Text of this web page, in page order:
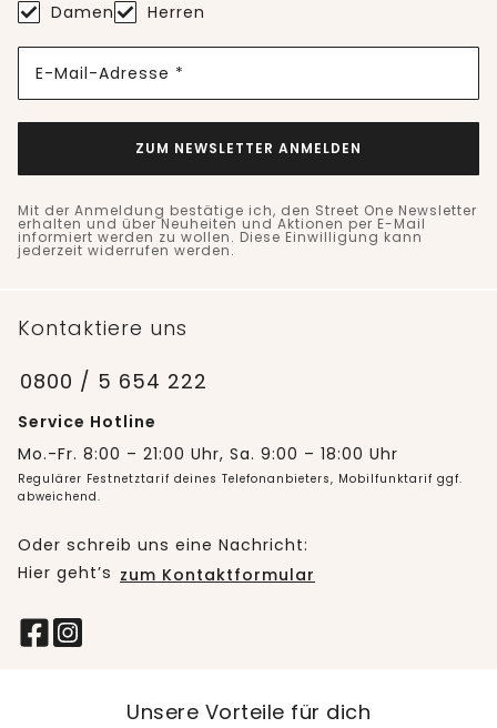
Damen Herren
E-Mail-Adresse *
ZUM NEWSLETTER ANMELDEN
Mit der Anmeldung bestätige ich, den Street One Newsletter
erhalten und über Neuheiten und Aktionen per E-Mail
informiert werden zu wollen. Diese Einwilligung kann
jederzeit widerrufen werden.
Kontaktiere uns
0800 / 5 654 222
Service Hotline
Mo.-Fr. 8:00 – 21:00 Uhr, Sa. 9:00 – 18:00 Uhr
Regulärer Festnetztarif deines Telefonanbieters, Mobilfunktarif ggf.
abweichend.
Oder schreib uns eine Nachricht:
Hier geht’s zum Kontaktformular
Unsere Vorteile für dich